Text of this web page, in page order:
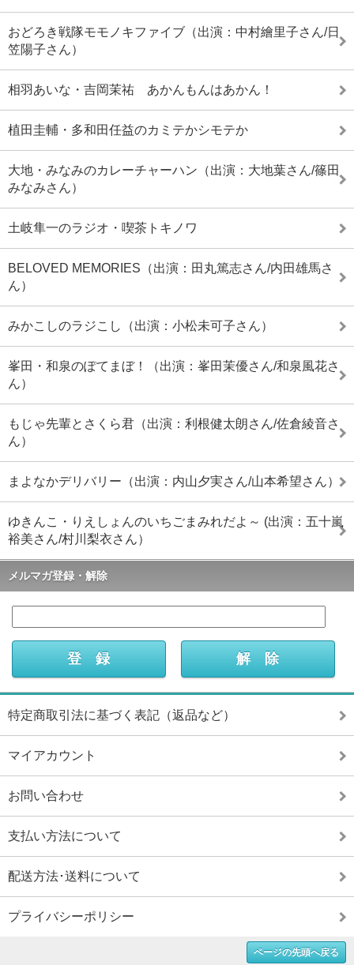
おどろき戦隊モモノキファイブ（出演：中村繪里子さん/日
笠陽子さん）
相羽あいな・吉岡茉祐 あかんもんはあかん！
植田圭輔・多和田任益のカミテかシモテか
大地・みなみのカレーチャーハン（出演：大地葉さん/篠田
みなみさん）
土岐隼一のラジオ・喫茶トキノワ
BELOVED MEMORIES（出演：田丸篤志さん/内田雄馬さ
ん）
みかこしのラジこし（出演：小松未可子さん）
峯田・和泉のぽてまぼ！（出演：峯田茉優さん/和泉風花さ
ん）
もじゃ先輩とさくら君（出演：利根健太朗さん/佐倉綾音さ
ん）
まよなかデリバリー（出演：内山夕実さん/山本希望さん）
ゆきんこ・りえしょんのいちごまみれだよ～ (出演：五十嵐
裕美さん/村川梨衣さん）
メルマガ登録・解除
特定商取引法に基づく表記（返品など）
マイアカウント
お問い合わせ
支払い方法について
配送方法･送料について
プライバシーポリシー
ページの先頭へ戻る